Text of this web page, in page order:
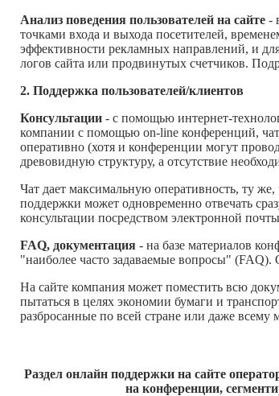
Анализ поведения пользователей на сайте -
точками входа и выхода посетителей,
эффективности рекламных направлений, и
логов сайта или продвинутых счетчиков.
2. Поддержка пользователей/клиентов
Консультации - с помощью интернет-
компании с помощью on-line конференций,
оперативно (хотя и конференции могут
древовидную структуру, а отсутствие
Чат дает максимальную оперативность, ту
поддержки может одновременно отвечать
консультации посредством электронной
FAQ, документация - на базе материалов
"наиболее часто задаваемые вопросы"
На сайте компания может поместить всю
пытаться в целях экономии бумаги и
разбросанные по всей стране или даже
Раздел онлайн поддержки на сайте
на конференции,